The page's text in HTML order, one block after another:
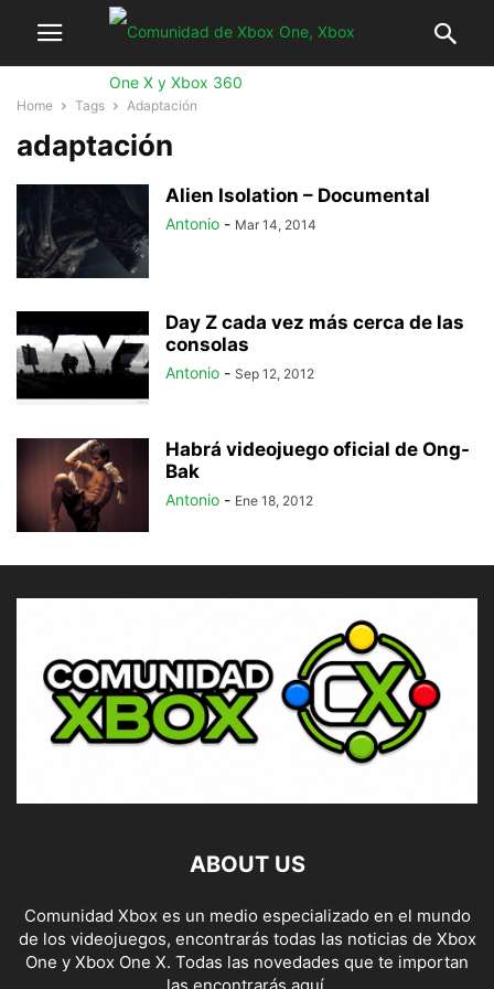
Home Tags Adaptación
adaptación
Alien Isolation – Documental
Antonio - Mar 14, 2014
Day Z cada vez más cerca de las
consolas
Antonio - Sep 12, 2012
Habrá videojuego oficial de Ong-
Bak
Antonio - Ene 18, 2012
ABOUT US
Comunidad Xbox es un medio especializado en el mundo
de los videojuegos, encontrarás todas las noticias de Xbox
One y Xbox One X. Todas las novedades que te importan